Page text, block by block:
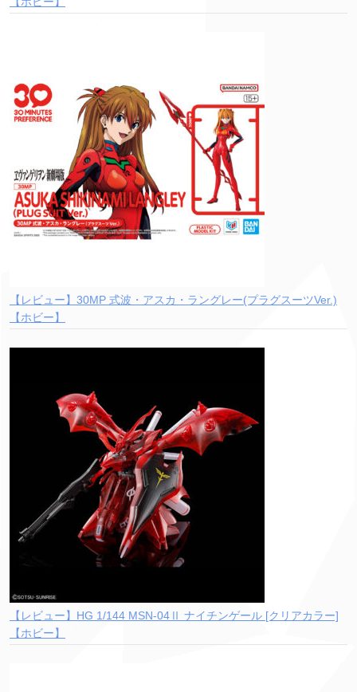
【レビュー】30MP 式波・アスカ・ラングレー(プラグスーツVer.)
【ホビー】
【レビュー】HG 1/144 MSN-04Ⅱ ナイチンゲール [クリアカラー]
【ホビー】